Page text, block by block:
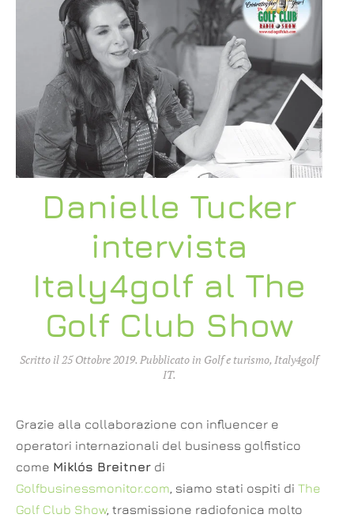
Danielle Tucker
intervista
Italy4golf al The
Golf Club Show
Scritto il25 Ottobre 2019. Pubblicato in Golf e turismo,Italy4golf
IT.
Grazie alla collaborazione con influencer e
operatori internazionali del business golfistico
come Miklós Breitner di
Golfbusinessmonitor.com, siamo stati ospiti di The
Golf Club Show, trasmissione radiofonica molto